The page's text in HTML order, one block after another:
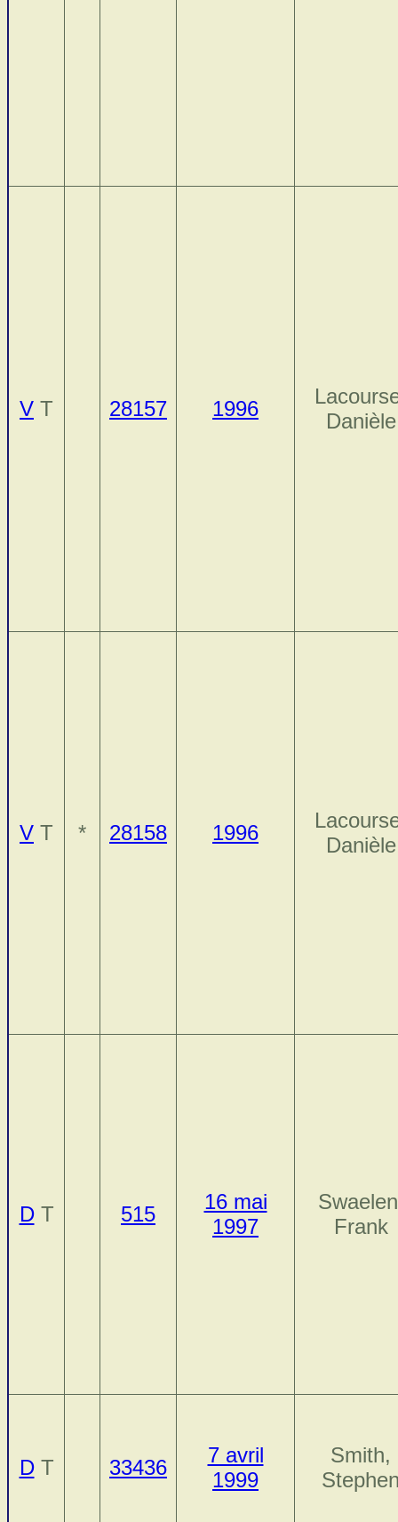
V T 28157 1996
Danièle
V T * 28158 1996
Danièle
DT 515
16 mai
1997
Frank
DT 33436
7 avril
1999
Smith,